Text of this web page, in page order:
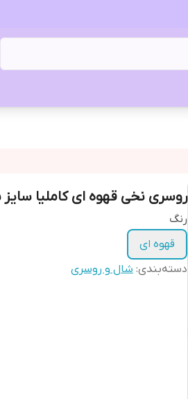
روسری نخی قهوه ای کاملیا سایز ۱۱۵
رنگ
قهوه ای
دسته‌بندی: شال و روسری